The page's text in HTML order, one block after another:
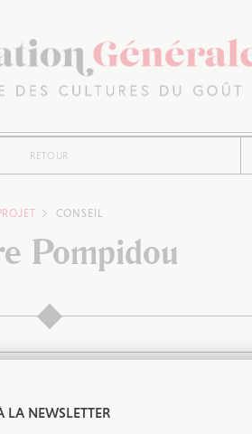
RETOUR
CONSEIL
Pompidou
Conseil
LA NEWSLETTER